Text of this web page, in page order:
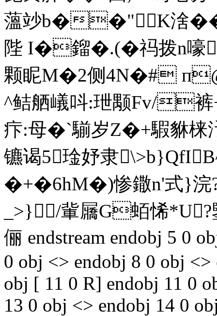
薀竗b��"K涻� �/
陛 I�鎦 �.(�祃拨n
颗眤M�2侧 4N�#
^鲒舾嶬呌:玴颙Fv/裤
疜:母� `騚岁Z�+騢貅
镳谒5琻妤隶
�+�6hM�)惨鏾n'式}浣
_>}/軰屫G蛨悕*U?
俪 endstream endobj 5 0
0 obj <> endobj 8 0 obj
obj [ 11 0 R] endobj 11 0
13 0 obj <> endobj 14 0